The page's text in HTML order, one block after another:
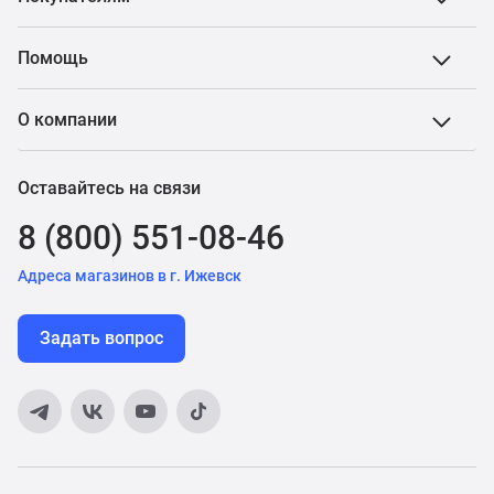
Помощь
О компании
Оставайтесь на связи
8 (800) 551-08-46
Адреса магазинов в г. Ижевск
Задать вопрос